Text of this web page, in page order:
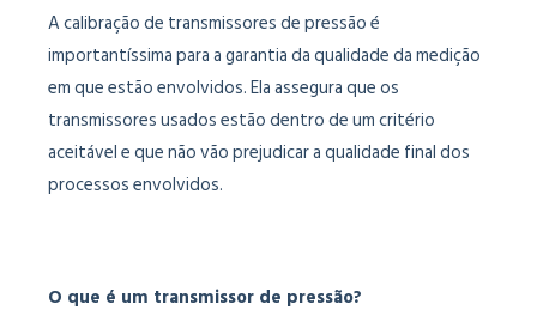
A calibração de transmissores de pressão é
importantíssima para a garantia da qualidade da medição
em que estão envolvidos. Ela assegura que os
transmissores usados estão dentro de um critério
aceitável e que não vão prejudicar a qualidade final dos
processos envolvidos.
O que é um transmissor de pressão?